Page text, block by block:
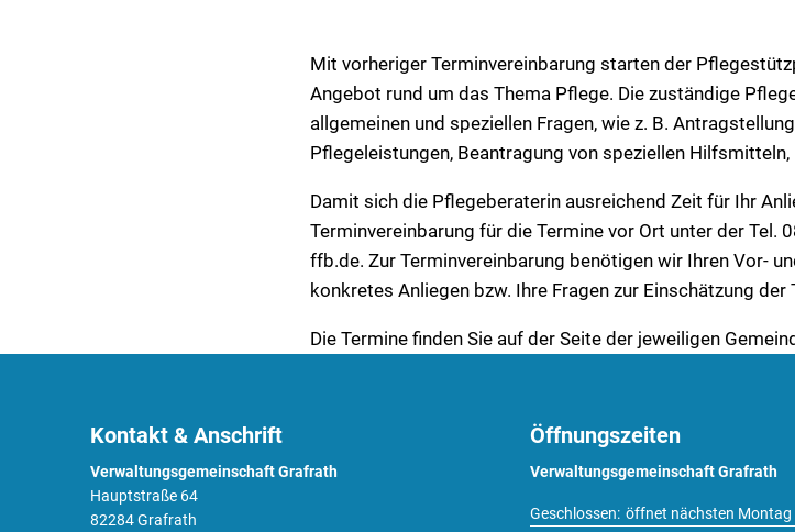
Mit vorheriger Terminvereinbarung starten der
Angebot rund um das Thema Pflege. Die zuständige
allgemeinen und speziellen Fragen, wie z. B.
Pflegeleistungen, Beantragung von speziellen
Damit sich die Pflegeberaterin ausreichend Zeit für Ihr
Terminvereinbarung für die Termine vor Ort unter der
ffb.de. Zur Terminvereinbarung benötigen wir Ihren Vor-
konkretes Anliegen bzw. Ihre Fragen zur Einschätzung
Die Termine finden Sie auf der Seite der jeweiligen
Kontakt & Anschrift
Verwaltungsgemeinschaft Grafrath
Hauptstraße 64
82284 Grafrath
Öffnungszeiten
Verwaltungsgemeinschaft Grafrath
Klicken, um weitere Öffnungs- oder
Geschlossen: öffnet nächsten Montag